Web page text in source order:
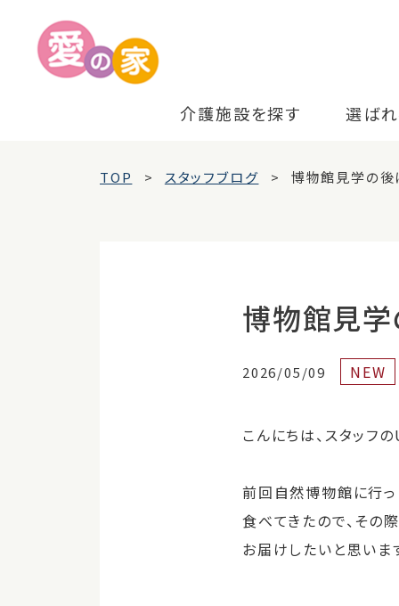
介護施設を探す 選ば
TOP スタッフブログ 博物館見学の後
博物館見
2026/05/09 NEW
こんにちは、スタッフの
前回自然博物館に行
食べてきたので、その
お届けしたいと思いま